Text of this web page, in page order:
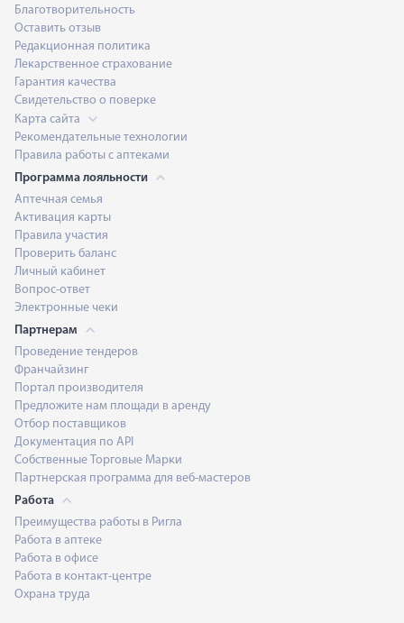
Благотворительность
Оставить отзыв
Редакционная политика
Лекарственное страхование
Гарантия качества
Свидетельство о поверке
Карта сайта
Рекомендательные технологии
Правила работы с аптеками
Программа лояльности
Аптечная семья
Активация карты
Правила участия
Проверить баланс
Личный кабинет
Вопрос-ответ
Электронные чеки
Партнерам
Проведение тендеров
Франчайзинг
Портал производителя
Предложите нам площади в аренду
Отбор поставщиков
Документация по API
Собственные Торговые Марки
Партнерская программа для веб-мастеров
Работа
Преимущества работы в Ригла
Работа в аптеке
Работа в офисе
Работа в контакт-центре
Охрана труда